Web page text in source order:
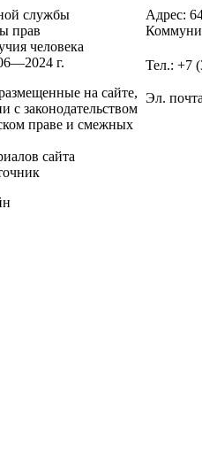
службы
прав
человека
г.
на сайте,
с законодательством
праве и смежных
сайта
Адрес:
Тел.: +7
Эл.